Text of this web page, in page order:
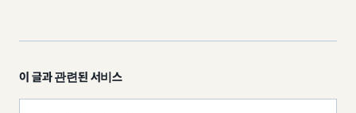
이 글과 관련된 서비스